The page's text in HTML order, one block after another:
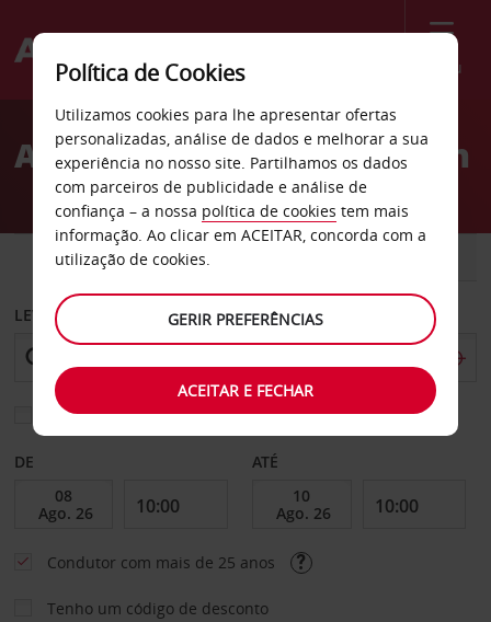
Menu
Welcome
AvisAluguer de carros San Juan
CARRO
LEVANTAR EM
Escolher uma estação de devolução diferente
DE ATÉ
Condutor com mais de 25 anos
Tenho um código de desconto
Política de Cookies
Utilizamos cookies para lhe apresentar ofertas
personalizadas, análise de dados e melhorar a sua
experiência no nosso site. Partilhamos os dados
com parceiros de publicidade e análise de
confiança – a nossa política de cookies tem mais
informação. Ao clicar em ACEITAR, concorda com a
utilização de cookies.
GERIR PREFERÊNCIAS
ACEITAR E FECHAR